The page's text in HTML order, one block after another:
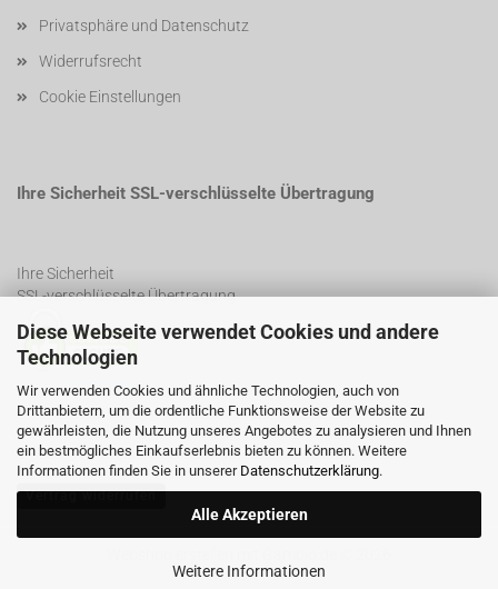
Diese Webseite verwendet Cookies und andere
Technologien
Wir verwenden Cookies und ähnliche Technologien, auch von
Drittanbietern, um die ordentliche Funktionsweise der Website zu
gewährleisten, die Nutzung unseres Angebotes zu analysieren und Ihnen
ein bestmögliches Einkaufserlebnis bieten zu können. Weitere
Informationen finden Sie in unserer Datenschutzerklärung.
Alle Akzeptieren
Weitere Informationen
Privatsphäre und Datenschutz
Widerrufsrecht
Cookie Einstellungen
Ihre Sicherheit SSL-verschlüsselte Übertragung
Ihre Sicherheit
SSL-verschlüsselte Übertragung
SSL Certificate
Vertrag widerrufen